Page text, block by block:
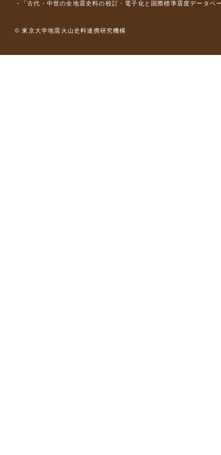
「古代・中世の全地震史料の校訂・電子化と国際標準震度データ
© 東京大学地震火山史料連携研究機構